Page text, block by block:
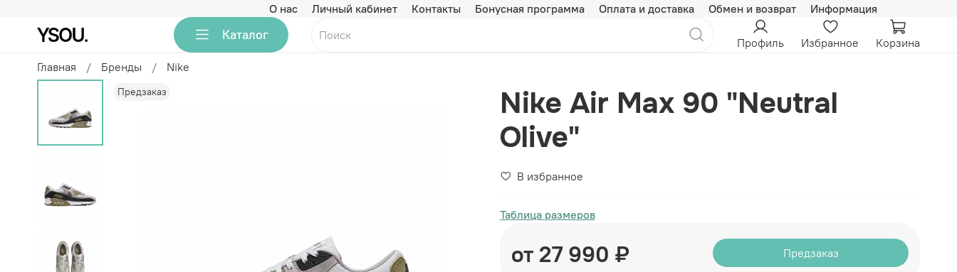
О нас Личный кабинет Контакты Бонусная программа Оплата и доставка Обмен и возврат Информация
Каталог Профиль Избранное
Корзина
Главная
Бренды Nike
Предзаказ
Nike Air Max 90 "Neutral
Olive"
В избранное
Таблица размеров
от 27 990 ₽ Предзаказ